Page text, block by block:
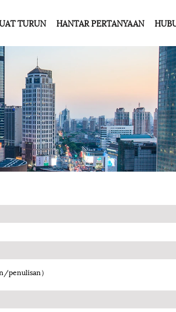
TURUN HANTAR PERTANYAAN
penulisan）